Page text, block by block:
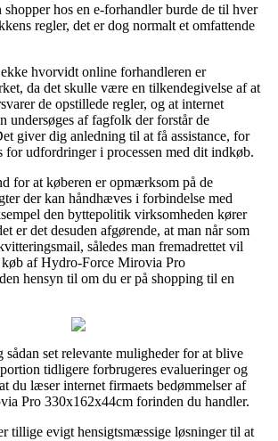
hos en e-forhandler burde de til hver
regler, det er dog normalt et omfattende
hvorvidt online forhandleren er
da det skulle være en tilkendegivelse af at
de opstillede regler, og at internet
undersøges af fagfolk der forstår de
giver dig anledning til at få assistance, for
for udfordringer i processen med dit indkøb.
for at køberen er opmærksom på de
der kan håndhæves i forbindelse med
den byttepolitik virksomheden kører
er det desuden afgørende, at man når som
således man fremadrettet vil
køb af Hydro-Force Mirovia Pro
hensyn til om du er på shopping til en
set relevante muligheder for at blive
tidligere forbrugeres evalueringer og
du læser internet firmaets bedømmelser af
Pro 330x162x44cm forinden du handler.
tillige evigt hensigtsmæssige løsninger til at